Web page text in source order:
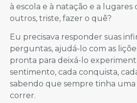
à escola e à natação e a lugares
outros, triste, fazer o quê?
Eu precisava responder suas
perguntas, ajudá-lo com as
pronta para deixá-lo
sentimento, cada conquista,
sabendo que sempre tinha uma
correr.